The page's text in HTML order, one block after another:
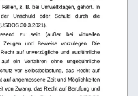
z. B. bei Umweltklagen, gehört. In
Unschuld   oder   Schuld   durch   die
30.3.2021).
zu sein (außer bei
virtuellen
Zeugen   und   Beweise   vorzulegen.   Die
auf unverzügliche und ausführliche
ein   Verfahren   ohne   ungebührliche
vor Selbstbelastung, das Recht auf
auf angemessene Zeit und Möglichkeiten
von Zwang, das Recht auf Berufung und